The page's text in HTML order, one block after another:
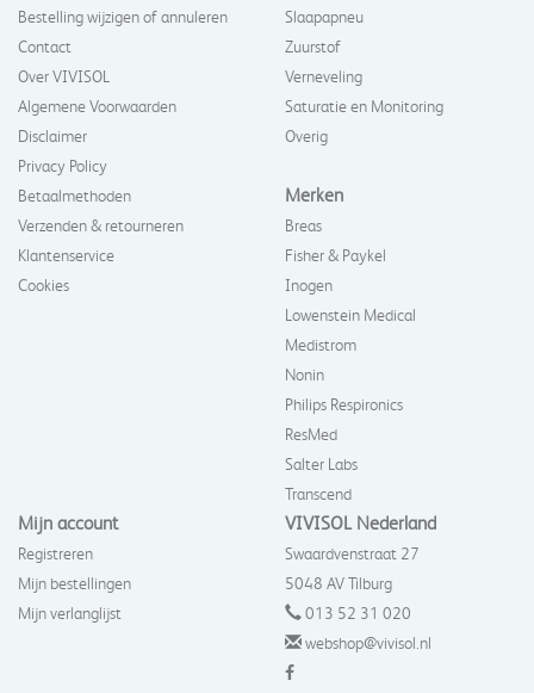
Bestelling wijzigen of annuleren
Contact
Over VIVISOL
Algemene Voorwaarden
Disclaimer
Privacy Policy
Betaalmethoden
Verzenden & retourneren
Klantenservice
Cookies
Slaapapneu
Zuurstof
Verneveling
Saturatie en Monitoring
Overig
Merken
Breas
Fisher & Paykel
Inogen
Lowenstein Medical
Medistrom
Nonin
Philips Respironics
ResMed
Salter Labs
Transcend
Mijn account
Registreren
Mijn bestellingen
Mijn verlanglijst
VIVISOL Nederland
Swaardvenstraat 27
5048 AV Tilburg
013 52 31 020
webshop@vivisol.nl